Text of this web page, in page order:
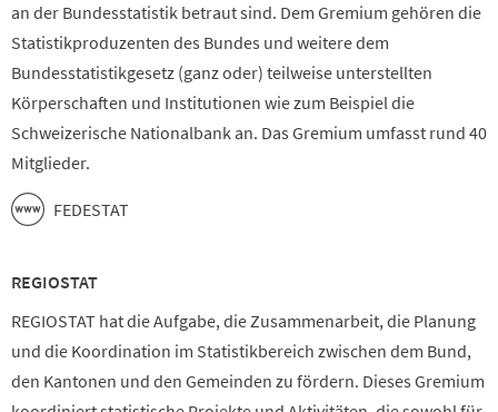
an der Bundesstatistik betraut sind. Dem Gremium gehören die
Statistikproduzenten des Bundes und weitere dem
Bundesstatistikgesetz (ganz oder) teilweise unterstellten
Körperschaften und Institutionen wie zum Beispiel die
Schweizerische Nationalbank an. Das Gremium umfasst rund 40
Mitglieder.
FEDESTAT
REGIOSTAT
REGIOSTAT hat die Aufgabe, die Zusammenarbeit, die Planung
und die Koordination im Statistikbereich zwischen dem Bund,
den Kantonen und den Gemeinden zu fördern. Dieses Gremium